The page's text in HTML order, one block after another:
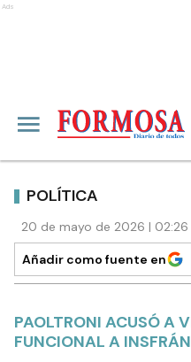
Ads
POLÍTICA
20 de mayo de 2026 |
Añadir como fuente en
PAOLTRONI ACUSÓ A
FUNCIONAL A INSFRÁN